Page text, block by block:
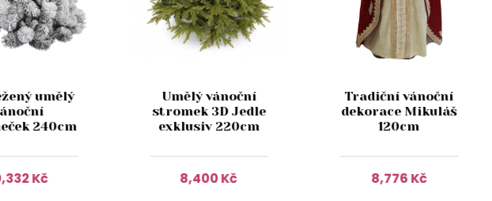
umělý
240cm
Kč
Umělý vánoční
stromek 3D Jedle
exklusiv 220cm
8,400 Kč
Tradiční vánoční
dekorace Mikuláš
120cm
8,776 Kč